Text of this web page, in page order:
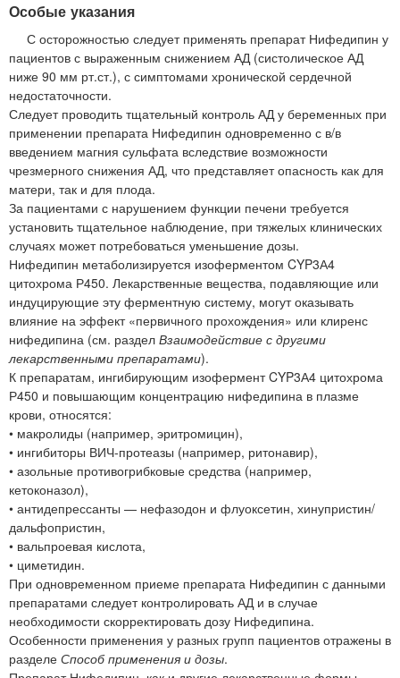
Особые указания
С осторожностью следует применять препарат Нифедипин у
пациентов с выраженным снижением АД (систолическое АД
ниже 90 мм рт.ст.), с симптомами хронической сердечной
недостаточности.
Следует проводить тщательный контроль АД у беременных при
применении препарата Нифедипин одновременно с в/в
введением магния сульфата вследствие возможности
чрезмерного снижения АД, что представляет опасность как для
матери, так и для плода.
За пациентами с нарушением функции печени требуется
установить тщательное наблюдение, при тяжелых клинических
случаях может потребоваться уменьшение дозы.
Нифедипин метаболизируется изоферментом CYP3А4
цитохрома Р450. Лекарственные вещества, подавляющие или
индуцирующие эту ферментную систему, могут оказывать
влияние на эффект «первичного прохождения» или клиренс
нифедипина (см. раздел Взаимодействие с другими
лекарственными препаратами).
К препаратам, ингибирующим изофермент CYP3А4 цитохрома
Р450 и повышающим концентрацию нифедипина в плазме
крови, относятся:
• макролиды (например, эритромицин),
• ингибиторы ВИЧ-протеазы (например, ритонавир),
• азольные противогрибковые средства (например,
кетоконазол),
• антидепрессанты — нефазодон и флуоксетин, хинупристин/
дальфопристин,
• вальпроевая кислота,
• циметидин.
При одновременном приеме препарата Нифедипин с данными
препаратами следует контролировать АД и в случае
необходимости скорректировать дозу Нифедипина.
Особенности применения у разных групп пациентов отражены в
разделе Способ применения и дозы.